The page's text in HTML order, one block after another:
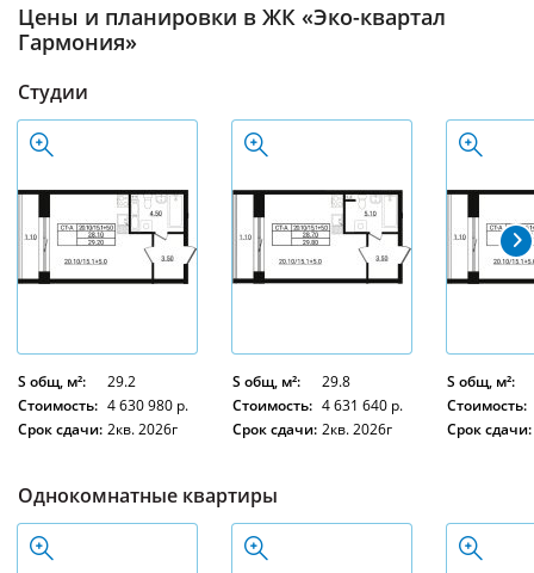
Цены и планировки в ЖК «Эко-квартал
Гармония»
Студии
S общ, м²:
29.2
Стоимость: 4 630 980 р.
Срок сдачи: 2кв. 2026г
S общ, м²:
29.8
Стоимость: 4 631 640 р.
Срок сдачи: 2кв. 2026г
S общ, м²:
Стоимость:
Срок сдачи:
Однокомнатные квартиры